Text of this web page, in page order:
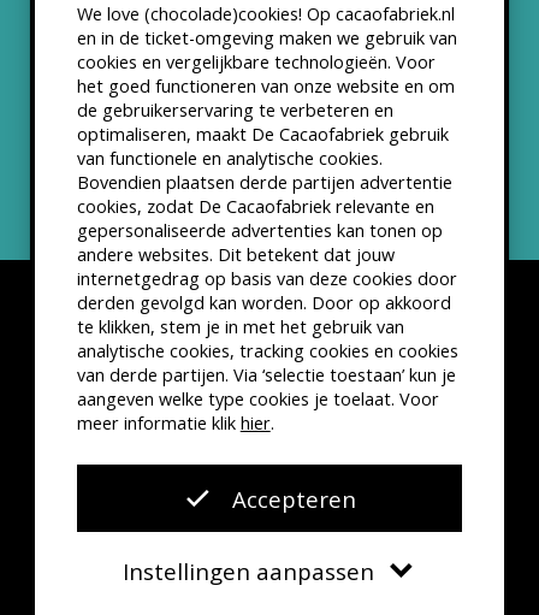
We love (chocolade)cookies! Op cacaofabriek.nl
en in de ticket-omgeving maken we gebruik van
cookies en vergelijkbare technologieën. Voor
het goed functioneren van onze website en om
de gebruikerservaring te verbeteren en
optimaliseren, maakt De Cacaofabriek gebruik
van functionele en analytische cookies.
Bovendien plaatsen derde partijen advertentie
cookies, zodat De Cacaofabriek relevante en
gepersonaliseerde advertenties kan tonen op
andere websites. Dit betekent dat jouw
internetgedrag op basis van deze cookies door
derden gevolgd kan worden. Door op akkoord
te klikken, stem je in met het gebruik van
analytische cookies, tracking cookies en cookies
van derde partijen. Via ‘selectie toestaan’ kun je
aangeven welke type cookies je toelaat. Voor
meer informatie klik hier.
Accepteren
Instellingen aanpassen
Partners & Samenwerkingen
ANBI status
Nieuwsbrief
Disclaimer Privacyverklaring
Kleine lettertjes
VSCD Bezoekersvoorwaarden
Website doorThe Cre8ion.Lab